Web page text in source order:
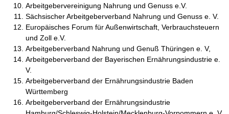
Arbeitgebervereinigung Nahrung und Genuss e.V.
Sächsischer Arbeitgeberverband Nahrung und Genuss e. V.
Europäisches Forum für Außenwirtschaft, Verbrauchsteuern
und Zoll e.V.
Arbeitgeberverband Nahrung und Genuß Thüringen e. V,
Arbeitgeberverband der Bayerischen Ernährungsindustrie e.
V.
Arbeitgeberverband der Ernährungsindustrie Baden
Württemberg
Arbeitgeberverband der Ernährungsindustrie